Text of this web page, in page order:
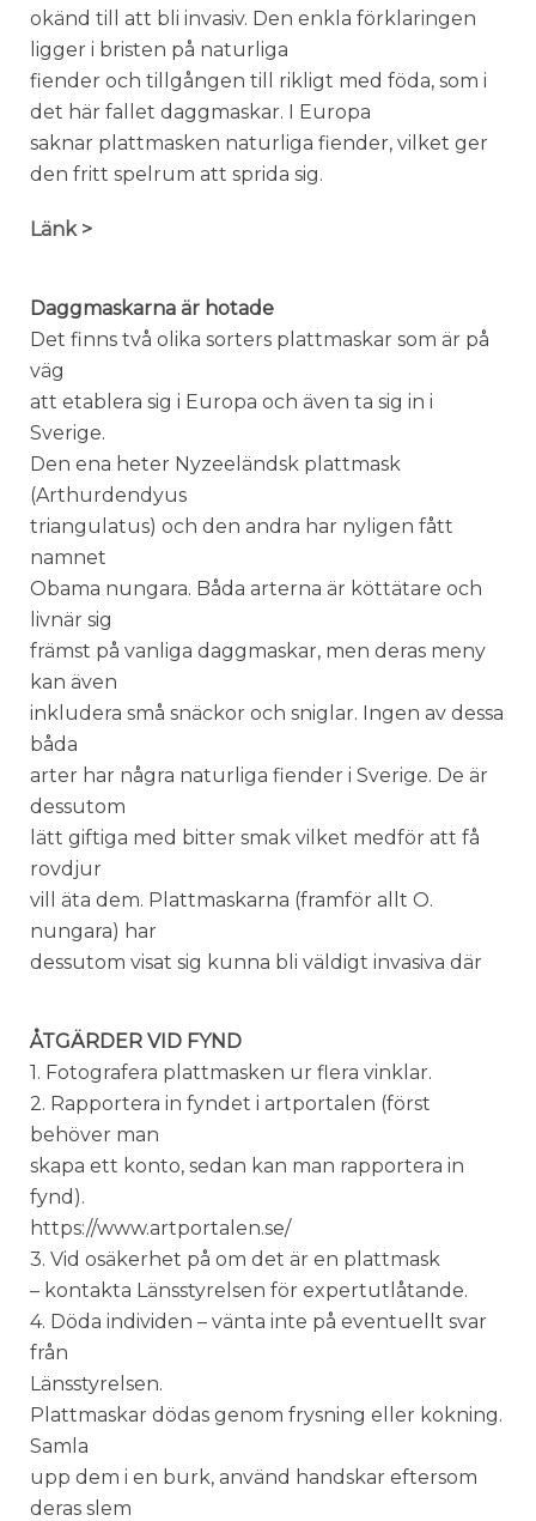
okänd till att bli invasiv. Den enkla förklaringen
ligger i bristen på naturliga
fiender och tillgången till rikligt med föda, som i
det här fallet daggmaskar. I Europa
saknar plattmasken naturliga fiender, vilket ger
den fritt spelrum att sprida sig.
Länk >
Daggmaskarna är hotade
Det finns två olika sorters plattmaskar som är på
väg
att etablera sig i Europa och även ta sig in i
Sverige.
Den ena heter Nyzeeländsk plattmask
(Arthurdendyus
triangulatus) och den andra har nyligen fått
namnet
Obama nungara. Båda arterna är köttätare och
livnär sig
främst på vanliga daggmaskar, men deras meny
kan även
inkludera små snäckor och sniglar. Ingen av dessa
båda
arter har några naturliga fiender i Sverige. De är
dessutom
lätt giftiga med bitter smak vilket medför att få
rovdjur
vill äta dem. Plattmaskarna (framför allt O.
nungara) har
dessutom visat sig kunna bli väldigt invasiva där
ÅTGÄRDER VID FYND
1. Fotografera plattmasken ur flera vinklar.
2. Rapportera in fyndet i artportalen (först
behöver man
skapa ett konto, sedan kan man rapportera in
fynd).
https://www.artportalen.se/
3. Vid osäkerhet på om det är en plattmask
– kontakta Länsstyrelsen för expertutlåtande.
4. Döda individen – vänta inte på eventuellt svar
från
Länsstyrelsen.
Plattmaskar dödas genom frysning eller kokning.
Samla
upp dem i en burk, använd handskar eftersom
deras slem